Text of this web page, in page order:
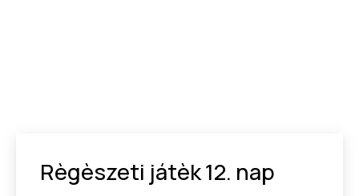
Règèszeti játèk 12. nap